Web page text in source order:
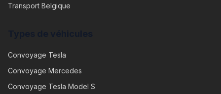
Transport Belgique
Convoyage Tesla
Convoyage Mercedes
Convoyage Tesla Model S